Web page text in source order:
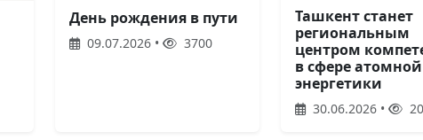
День рождения в пути
09.07.2026 • 3700
Ташкент станет
региональным
центром
в сфере атомной
энергетики
30.06.2026 •